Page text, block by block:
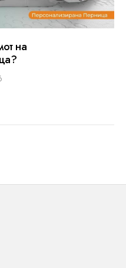
на